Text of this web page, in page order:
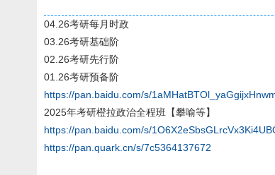
04.26考研每月时政
03.26考研基础阶
02.26考研先行阶
01.26考研预备阶
https://pan.baidu.com/s/
2025年考研橙拉政治全程班【攀喻等】
https://pan.baidu.com/s/
https://pan.quark.cn/s/7c5364137672